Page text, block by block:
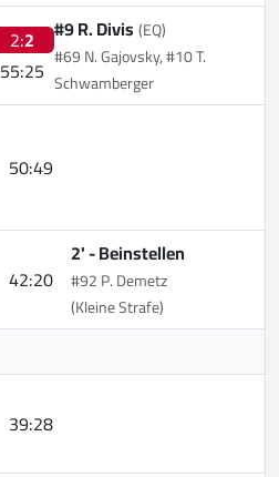
2:2
55:25
#9 R. Divis(EQ)
#69 N. Gajovsky, #10 T.
Schwamberger
50:49
42:20
2' -Beinstellen
#92 P. Demetz
(Kleine Strafe)
39:28